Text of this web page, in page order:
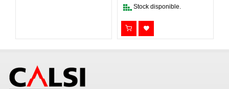
Stock disponible.